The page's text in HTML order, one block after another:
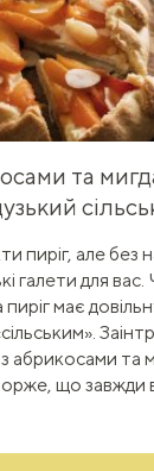
та
пиріг, але без
галети для
має
абрикосами та
що завжди